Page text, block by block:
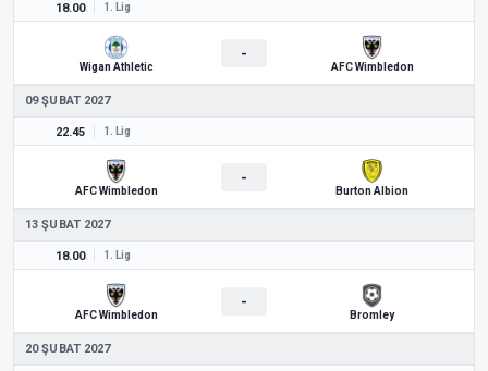
18.00 1. Lig
Wigan Athletic
-
AFC Wimbledon
09 ŞUBAT 2027
22.45 1. Lig
AFC Wimbledon
-
Burton Albion
13 ŞUBAT 2027
18.00 1. Lig
AFC Wimbledon
-
Bromley
20 ŞUBAT 2027